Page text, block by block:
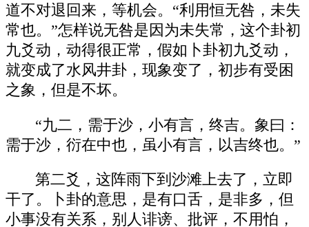
道不对退回来，等机会。“利用恒无咎，未失
常也。”怎样说无咎是因为未失常，这个卦初
九爻动，动得很正常，假如卜卦初九爻动，
就变成了水风井卦，现象变了，初步有受困
之象，但是不坏。
“九二，需于沙，小有言，终吉。象曰：
需于沙，衍在中也，虽小有言，以吉终也。”
第二爻，这阵雨下到沙滩上去了，立即
干了。卜卦的意思，是有口舌，是非多，但
小事没有关系，别人诽谤、批评，不用怕，